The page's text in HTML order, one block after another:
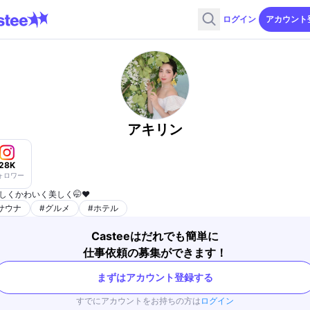
ログイン アカウント
アキリン
ロワー
くかわいく美しく🤭♥️
ウナ #グルメ #ホテル
Casteeはだれでも簡単に
仕事依頼の募集ができます！
まずはアカウント登録する
すでにアカウントをお持ちの方は ログイン